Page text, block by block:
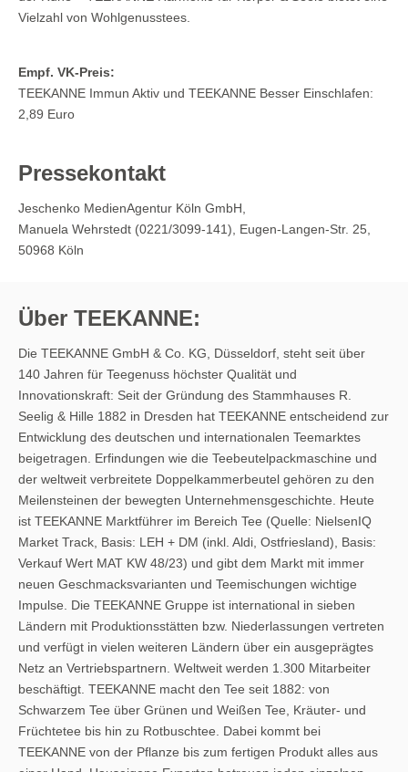
Vielzahl von Wohlgenusstees.
Empf. VK-Preis:
TEEKANNE Immun Aktiv und TEEKANNE Besser Einschlafen:
2,89 Euro
Pressekontakt
Jeschenko MedienAgentur Köln GmbH,
Manuela Wehrstedt (0221/3099-141), Eugen-Langen-Str. 25,
50968 Köln
Über TEEKANNE:
Die TEEKANNE GmbH & Co. KG, Düsseldorf, steht seit über
140 Jahren für Teegenuss höchster Qualität und
Innovationskraft: Seit der Gründung des Stammhauses R.
Seelig & Hille 1882 in Dresden hat TEEKANNE entscheidend zur
Entwicklung des deutschen und internationalen Teemarktes
beigetragen. Erfindungen wie die Teebeutelpackmaschine und
der weltweit verbreitete Doppelkammerbeutel gehören zu den
Meilensteinen der bewegten Unternehmensgeschichte. Heute
ist TEEKANNE Marktführer im Bereich Tee (Quelle: NielsenIQ
Market Track, Basis: LEH + DM (inkl. Aldi, Ostfriesland), Basis:
Verkauf Wert MAT KW 48/23) und gibt dem Markt mit immer
neuen Geschmacksvarianten und Teemischungen wichtige
Impulse. Die TEEKANNE Gruppe ist international in sieben
Ländern mit Produktionsstätten bzw. Niederlassungen vertreten
und verfügt in vielen weiteren Ländern über ein ausgeprägtes
Netz an Vertriebspartnern. Weltweit werden 1.300 Mitarbeiter
beschäftigt. TEEKANNE macht den Tee seit 1882: von
Schwarzem Tee über Grünen und Weißen Tee, Kräuter- und
Früchtetee bis hin zu Rotbuschtee. Dabei kommt bei
TEEKANNE von der Pflanze bis zum fertigen Produkt alles aus